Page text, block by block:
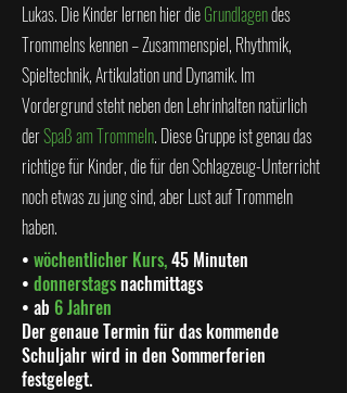
Lukas. Die Kinder lernen hier dieGrundlagendes
Trommelns kennen – Zusammenspiel, Rhythmik,
Spieltechnik, Artikulation und Dynamik. Im
Vordergrund steht neben den Lehrinhalten natürlich
derSpaß am Trommeln. Diese Gruppe ist genau das
richtige für Kinder, die für den Schlagzeug-Unterricht
noch etwas zu jung sind, aber Lust auf Trommeln
haben.
• wöchentlicher Kurs,45 Minuten
• donnerstagsnachmittags
• ab 6 Jahren
Der genaue Termin für das kommende
Schuljahr wird in den Sommerferien
festgelegt.